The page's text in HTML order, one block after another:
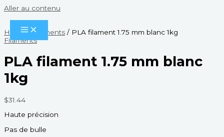
Aller au contenu
Home/Filaments / PLA filament 1.75 mm blanc 1kg
Filaments
PLA filament 1.75 mm blanc
1kg
$31.44
Haute précision
Pas de bulle